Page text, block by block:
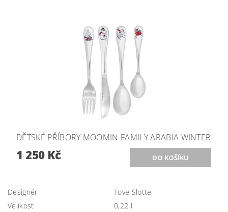
DĚTSKÉ PŘÍBORY MOOMIN FAMILY ARABIA WINTER
1 250 Kč
Designér
Tove Slotte
Velikost
0,22 l